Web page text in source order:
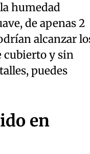
humedad
de apenas 2
alcanzar
cubierto y sin
puedes
en